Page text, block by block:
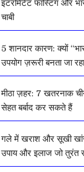
इंटरमिटेंट फास्टिंग और
चाबी
5 शानदार कारण: क्यों
उपयोग ज़रूरी बनता जा
मीठा ज़हर: 7 खतरनाक
सेहत बर्बाद कर सकते हैं
गले में खराश और सूखी
उपाय और इलाज जो तुरंत